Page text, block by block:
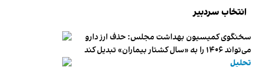
انتخاب سردبیر
سخنگوی کمیسیون بهداشت مجلس: حذف ارز دارو
می‌تواند ۱۴۰۶ را به «سال کشتار بیماران» تبدیل کند
تحلیل